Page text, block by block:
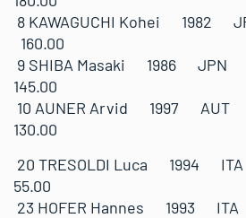
8 KAWAGUCHI Kohei
160.00
9 SHIBA Masaki 1986
145.00
10 AUNER Arvid 1997
130.00
20 TRESOLDI Luca
55.00
23 HOFER Hannes